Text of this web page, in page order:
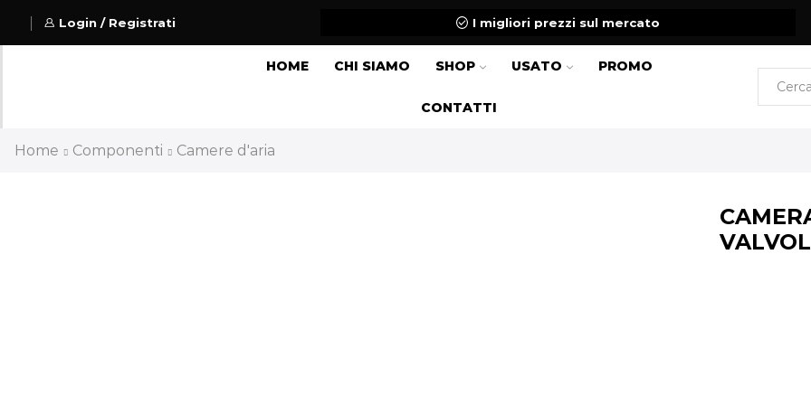
Login / Registrati I migliori prezzi sul mercato
HOME CHI SIAMO SHOP USATO PROMO
CONTATTI
Home Componenti Camere d'aria